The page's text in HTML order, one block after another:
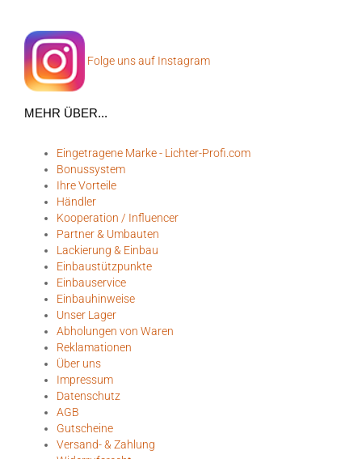
Geprüfter Webshop
Datensicherheit durch SSL
Idealo Partner seit 2025
Folge uns auf Instagram
MEHR ÜBER...
Eingetragene Marke - Lichter-Profi.com